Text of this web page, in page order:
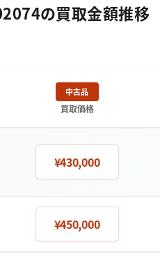
の買取金額推移
中古品
買取価格
¥430,000
¥450,000